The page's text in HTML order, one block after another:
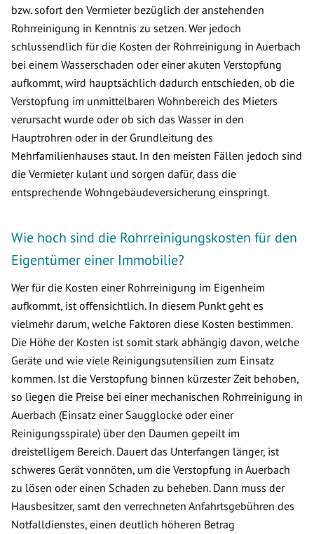
bzw. sofort den Vermieter bezüglich der anstehenden
Rohrreinigung in Kenntnis zu setzen. Wer jedoch
schlussendlich für die Kosten der Rohrreinigung in Auerbach
bei einem Wasserschaden oder einer akuten Verstopfung
aufkommt, wird hauptsächlich dadurch entschieden, ob die
Verstopfung im unmittelbaren Wohnbereich des Mieters
verursacht wurde oder ob sich das Wasser in den
Hauptrohren oder in der Grundleitung des
Mehrfamilienhauses staut. In den meisten Fällen jedoch sind
die Vermieter kulant und sorgen dafür, dass die
entsprechende Wohngebäudeversicherung einspringt.
Wie hoch sind die Rohrreinigungskosten für den
Eigentümer einer Immobilie?
Wer für die Kosten einer Rohrreinigung im Eigenheim
aufkommt, ist offensichtlich. In diesem Punkt geht es
vielmehr darum, welche Faktoren diese Kosten bestimmen.
Die Höhe der Kosten ist somit stark abhängig davon, welche
Geräte und wie viele Reinigungsutensilien zum Einsatz
kommen. Ist die Verstopfung binnen kürzester Zeit behoben,
so liegen die Preise bei einer mechanischen Rohrreinigung in
Auerbach (Einsatz einer Saugglocke oder einer
Reinigungsspirale) über den Daumen gepeilt im
dreistelligem Bereich. Dauert das Unterfangen länger, ist
schweres Gerät vonnöten, um die Verstopfung in Auerbach
zu lösen oder einen Schaden zu beheben. Dann muss der
Hausbesitzer, samt den verrechneten Anfahrtsgebühren des
Notfalldienstes, einen deutlich höheren Betrag